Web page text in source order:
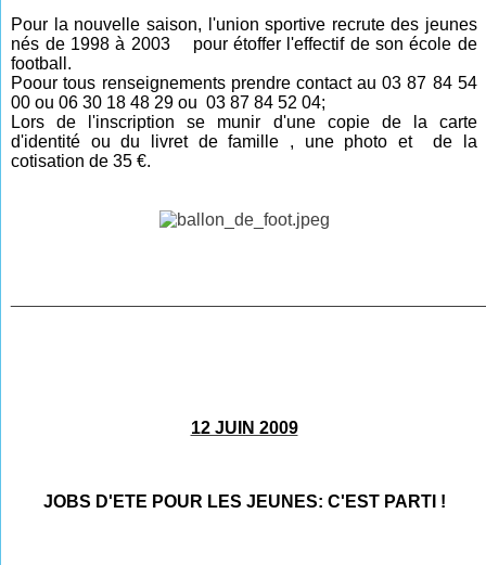
Pour la nouvelle saison, l'union sportive recrute des jeunes
nés de 1998 à 2003 pour étoffer l'effectif de son école de
football.
Poour tous renseignements prendre contact au 03 87 84 54
00 ou 06 30 18 48 29 ou 03 87 84 52 04;
Lors de l'inscription se munir d'une copie de la carte
d'identité ou du livret de famille , une photo et de la
cotisation de 35 €.
12 JUIN 2009
JOBS D'ETE POUR LES JEUNES: C'EST PARTI !